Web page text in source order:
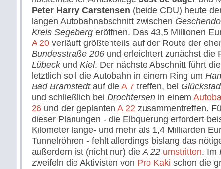
Peter Harry Carstensen (beide CDU) heute
langen Autobahnabschnitt zwischen
Kreis Segeberg eröffnen. Das 43,5 Millionen
A 20 verläuft größtenteils auf der Route der
Bundesstraße 206 und erleichtert zunächst die
Lübeckund Kiel. Der nächste Abschnitt führt
letztlich soll die Autobahn in einem Ring um
Bad Bramstedtauf die A 7 treffen, bei
und schließlich bei Drochtersen in einem
26 und der geplanten A 22 zusammentreffen.
dieser Planungen - die Elbquerung erfordert
Kilometer lange- und mehr als 1,4 Milliarden
Tunnelröhren - fehlt allerdings bislang das
außerdem ist (nicht nur) die A 22 umstritten. Im
zweifeln die Aktivisten von Pro Kaki schon die